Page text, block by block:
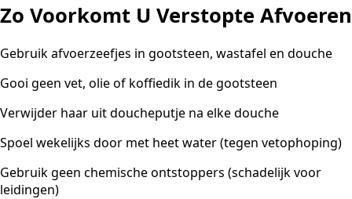
Zo Voorkomt U Verstopte Afvoeren
Gebruik afvoerzeefjes in gootsteen, wastafel en douche
Gooi geen vet, olie of koffiedik in de gootsteen
Verwijder haar uit doucheputje na elke douche
Spoel wekelijks door met heet water (tegen vetophoping)
Gebruik geen chemische ontstoppers (schadelijk voor
leidingen)